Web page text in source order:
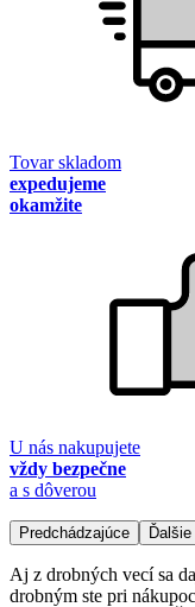
Tovar skladom
expedujeme
okamžite
U nás nakupujete
vždy bezpečne
a s dôverou
Predchádzajúce Ďalšie
Aj z drobných vecí sa
drobným ste pri